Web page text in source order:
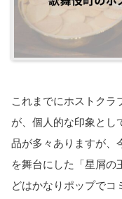
これまでにホストクラ
が、個人的な印象とし
品が多々ありますが、
を舞台にした「星屑の
どはかなりポップでコ